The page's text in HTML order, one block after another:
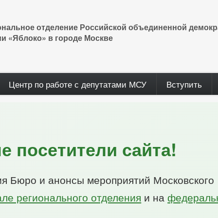
отделение Российской объединенной
«Яблоко» в городе Москве
Центр по работе с депутатами МСУ Вступить
посетители сайта!
Бюро и анонсы мероприятий Московского
регионального отделения и на